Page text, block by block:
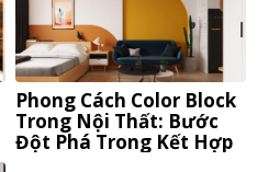
Phong Cách Color Block
Trong Nội Thất: Bước
Đột Phá Trong Kết Hợp